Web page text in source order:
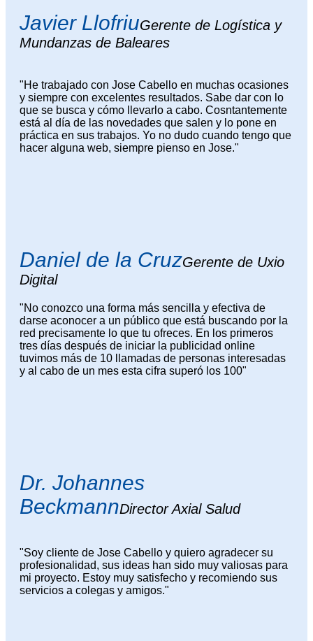
Javier LlofriuGerente de Logística y
Mundanzas de Baleares
"He trabajado con Jose Cabello en muchas ocasiones
y siempre con excelentes resultados. Sabe dar con lo
que se busca y cómo llevarlo a cabo. Cosntantemente
está al día de las novedades que salen y lo pone en
práctica en sus trabajos. Yo no dudo cuando tengo que
hacer alguna web, siempre pienso en Jose."
Daniel de la CruzGerente de Uxio
Digital
"No conozco una forma más sencilla y efectiva de
darse aconocer a un público que está buscando por la
red precisamente lo que tu ofreces. En los primeros
tres días después de iniciar la publicidad online
tuvimos más de 10 llamadas de personas interesadas
y al cabo de un mes esta cifra superó los 100"
Dr. Johannes
BeckmannDirector Axial Salud
"Soy cliente de Jose Cabello y quiero agradecer su
profesionalidad, sus ideas han sido muy valiosas para
mi proyecto. Estoy muy satisfecho y recomiendo sus
servicios a colegas y amigos."